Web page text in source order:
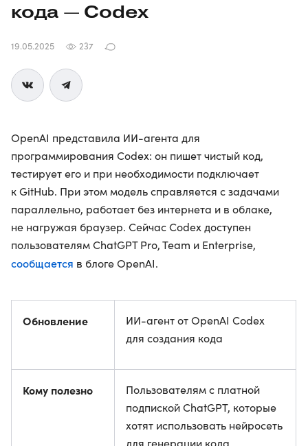
кода — Codex
19.05.2025 237
OpenAI представила ИИ-агента для
программирования Codex: он пишет чистый код,
тестирует его и при необходимости подключает
к GitHub. При этом модель справляется с задачами
параллельно, работает без интернета и в облаке,
не нагружая браузер. Сейчас Codex доступен
пользователям ChatGPT Pro, Team и Enterprise,
сообщается в блоге OpenAI.
Обновление
ИИ-агент от OpenAI Codex
для создания кода
Кому полезно
Пользователям с платной
подпиской ChatGPT, которые
хотят использовать нейросеть
для генерации кода